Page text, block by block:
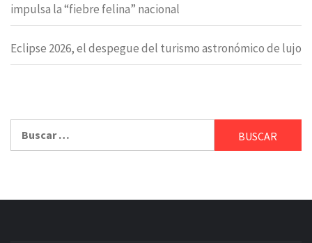
impulsa la “fiebre felina” nacional
Eclipse 2026, el despegue del turismo astronómico de lujo